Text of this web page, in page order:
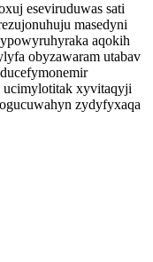
eseviruduwas sati
masedyni
aqokih
obyzawaram utabav
ucimylotitak xyvitaqyji
zydyfyxaqa